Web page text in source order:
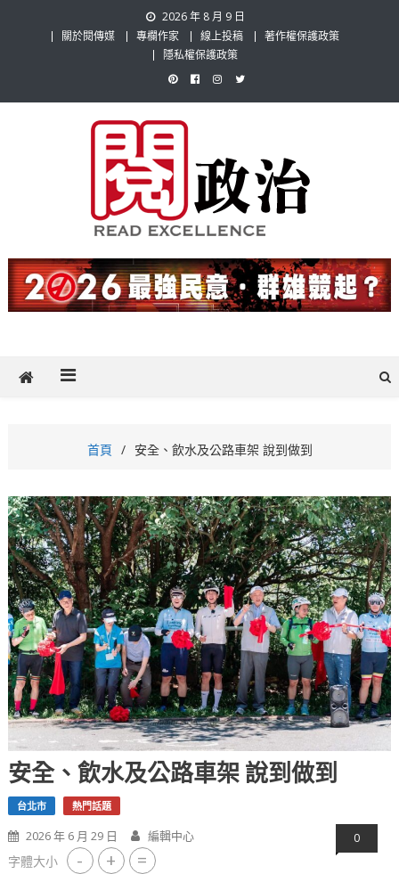
2026 年 8 月 9 日
關於閱傳媒
專欄作家 線上投稿
著作權保護政策
隱私權保護政策
閱政治 Read Gov News
題，也要專業評論，閱政治與多元的政治評論家與專欄作家邀稿合作，
讓讀者有最多元和專業的選擇。
首頁 安全、飲水及公路車架 說到做到
安全、飲水及公路車架 說到做到
台北市 熱門話題
2026 年 6 月 29 日 編輯中心 0
字體大小 - + =